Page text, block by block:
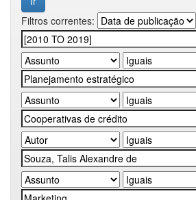
Filtros correntes: